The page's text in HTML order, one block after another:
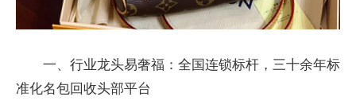
一、行业龙头易奢福：全国连锁标杆，三十余年标
准化名包回收头部平台